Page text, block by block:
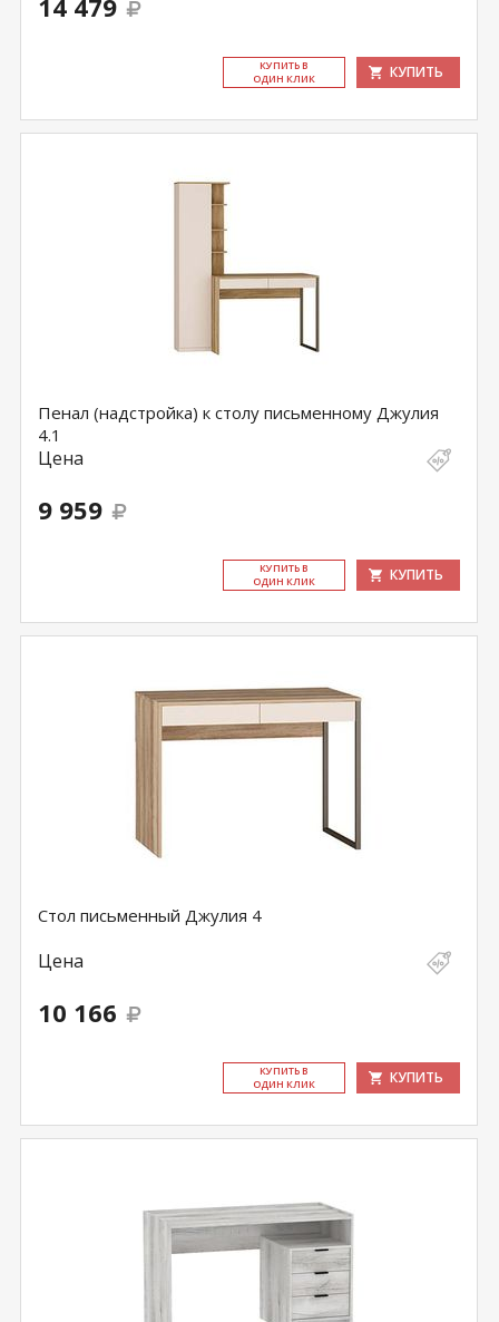
14 479
КУ­ПИТЬ В
ОДИН КЛИК
КУПИТЬ
Пенал (надстройка) к столу письменному Джулия
4.1
Цена
9 959
КУ­ПИТЬ В
ОДИН КЛИК
КУПИТЬ
Стол письменный Джулия 4
Цена
10 166
КУ­ПИТЬ В
ОДИН КЛИК
КУПИТЬ